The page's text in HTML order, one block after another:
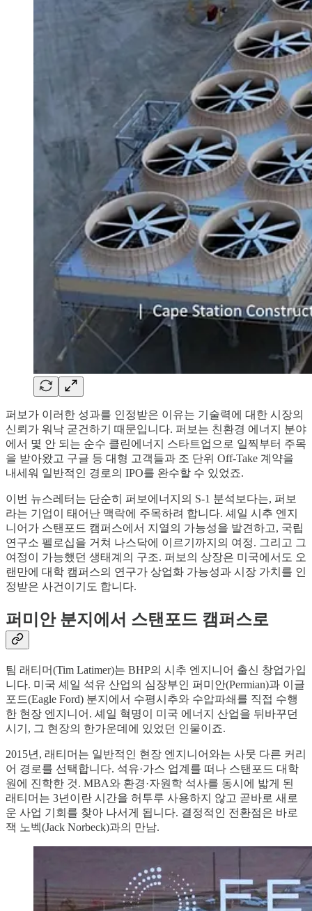
퍼보가 이러한 성과를 인정받은 이유는 기술력에 대한 시장의
신뢰가 워낙 굳건하기 때문입니다. 퍼보는 친환경 에너지 분야
에서 몇 안 되는 순수 클린에너지 스타트업으로 일찍부터 주목
을 받아왔고 구글 등 대형 고객들과 조 단위 Off-Take 계약을
내세워 일반적인 경로의 IPO를 완수할 수 있었죠.
이번 뉴스레터는 단순히 퍼보에너지의 S-1 분석보다는, 퍼보
라는 기업이 태어난 맥락에 주목하려 합니다. 셰일 시추 엔지
니어가 스탠포드 캠퍼스에서 지열의 가능성을 발견하고, 국립
연구소 펠로십을 거쳐 나스닥에 이르기까지의 여정. 그리고 그
여정이 가능했던 생태계의 구조. 퍼보의 상장은 미국에서도 오
랜만에 대학 캠퍼스의 연구가 상업화 가능성과 시장 가치를 인
정받은 사건이기도 합니다.
퍼미안 분지에서 스탠포드 캠퍼스로
팀 래티머(Tim Latimer)는 BHP의 시추 엔지니어 출신 창업가입
니다. 미국 셰일 석유 산업의 심장부인 퍼미안(Permian)과 이글
포드(Eagle Ford) 분지에서 수평시추와 수압파쇄를 직접 수행
한 현장 엔지니어. 셰일 혁명이 미국 에너지 산업을 뒤바꾸던
시기, 그 현장의 한가운데에 있었던 인물이죠.
2015년, 래티머는 일반적인 현장 엔지니어와는 사뭇 다른 커리
어 경로를 선택합니다. 석유·가스 업계를 떠나 스탠포드 대학
원에 진학한 것. MBA와 환경·자원학 석사를 동시에 밟게 된
래티머는 3년이란 시간을 허투루 사용하지 않고 곧바로 새로
운 사업 기회를 찾아 나서게 됩니다. 결정적인 전환점은 바로
잭 노벡(Jack Norbeck)과의 만남.